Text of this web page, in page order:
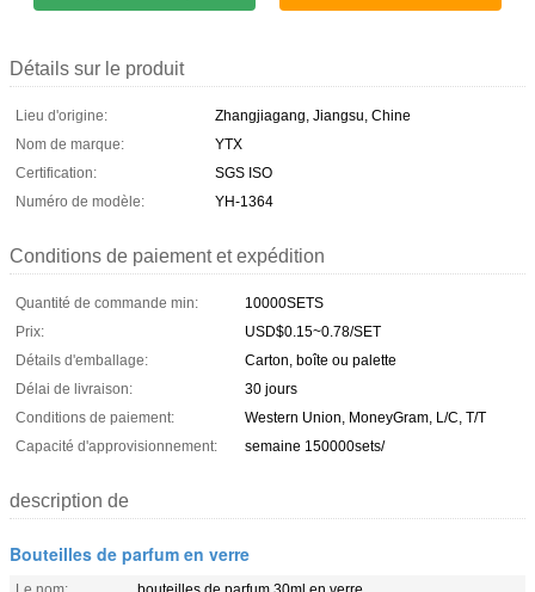
Détails sur le produit
Lieu d'origine:
Zhangjiagang, Jiangsu, Chine
Nom de marque:
YTX
Certification:
SGS ISO
Numéro de modèle:
YH-1364
Conditions de paiement et expédition
Quantité de commande min:
10000SETS
Prix:
USD$0.15~0.78/SET
Détails d'emballage:
Carton, boîte ou palette
Délai de livraison:
30 jours
Conditions de paiement:
Western Union, MoneyGram, L/C, T/T
Capacité d'approvisionnement:
semaine 150000sets/
description de
Bouteilles de parfum en verre